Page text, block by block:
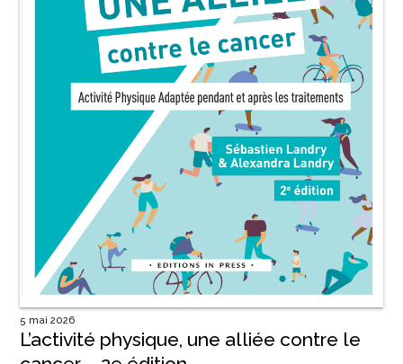
5 mai 2026
L’activité physique, une alliée contre le